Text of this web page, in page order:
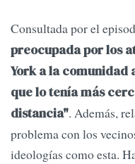
Consultada por el
preocupada por los
York a la comunidad
que lo tenía más
distancia". Además,
problema con los
ideologías como esta.